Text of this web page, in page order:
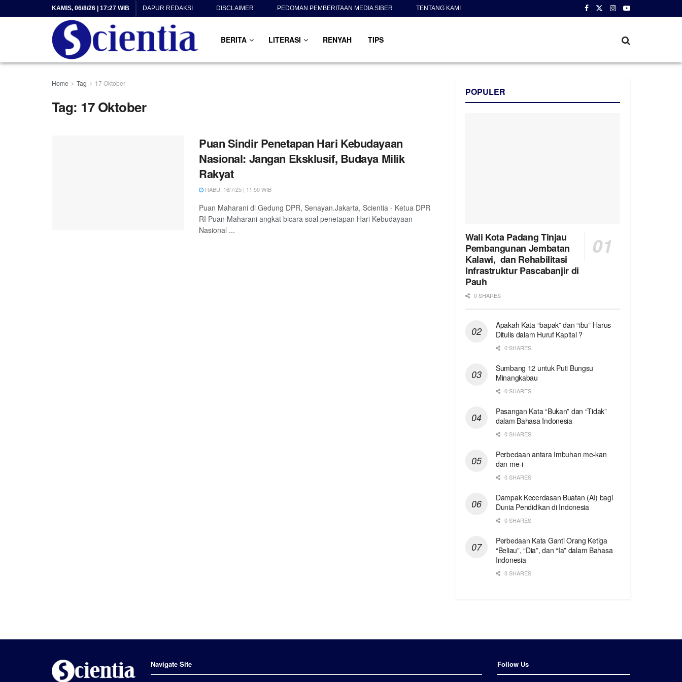
KAMIS, 06/8/26 | 17:27 WIB DAPUR REDAKSI DISCLAIMER PEDOMAN PEMBERITAAN MEDIA SIBER TENTANG KAMI
BERITA LITERASI RENYAH TIPS
Home Tag 17 Oktober
Tag: 17 Oktober
Puan Sindir Penetapan Hari Kebudayaan
Nasional: Jangan Eksklusif, Budaya Milik
Rakyat
RABU, 16/7/25 | 11:50 WIB
Puan Maharani di Gedung DPR, Senayan.Jakarta, Scientia - Ketua DPR
RI Puan Maharani angkat bicara soal penetapan Hari Kebudayaan
Nasional ...
POPULER
Wali Kota Padang Tinjau
Pembangunan Jembatan
Kalawi, dan Rehabilitasi
Infrastruktur Pascabanjir di
Pauh
0 SHARES
Apakah Kata “bapak” dan “ibu” Harus
Ditulis dalam Huruf Kapital ?
0 SHARES
Sumbang 12 untuk Puti Bungsu
Minangkabau
0 SHARES
Pasangan Kata “Bukan” dan “Tidak”
dalam Bahasa Indonesia
0 SHARES
Perbedaan antara Imbuhan me-kan
dan me-i
0 SHARES
Dampak Kecerdasan Buatan (AI) bagi
Dunia Pendidikan di Indonesia
0 SHARES
Perbedaan Kata Ganti Orang Ketiga
“Beliau”, “Dia”, dan “Ia” dalam Bahasa
Indonesia
0 SHARES
Navigate Site Follow Us